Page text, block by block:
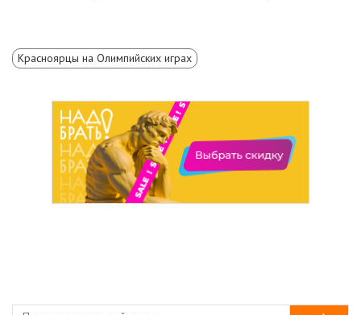
Красноярцы на Олимпийских играх